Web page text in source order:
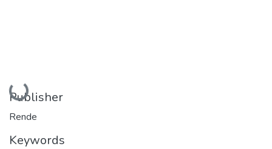
Loading...
Publisher
Rende
Keywords